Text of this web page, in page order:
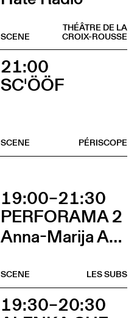
THÉÂTRE DE LA
CROIX-ROUSSE
SCENE
21:00
SC'ÖÖF
PÉRISCOPE
SCENE
19:00–21:30
PERFORAMA 2
Anna-Marija Adomaityte & Gautier Teuscher, Marc Oosterhoff, Catol Teixeira, Ouinch Ouinch
LES SUBS
SCENE
19:30–20:30